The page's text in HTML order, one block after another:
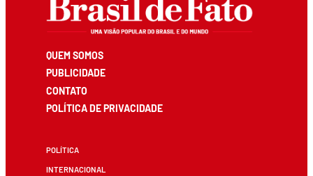
QUEM SOMOS
PUBLICIDADE
CONTATO
POLÍTICA DE PRIVACIDADE
POLÍTICA
INTERNACIONAL